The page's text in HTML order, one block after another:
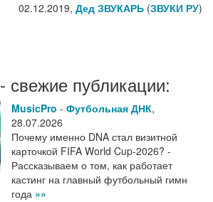
02.12.2019, Дед ЗВУКАРЬ (ЗВУКИ РУ)
- свежие публикации:
MusicPro - Футбольная ДНК,
28.07.2026
Почему именно DNA стал визитной
карточкой FIFA World Cup-2026? -
Рассказываем о том, как работает
кастинг на главный футбольный гимн
года »»